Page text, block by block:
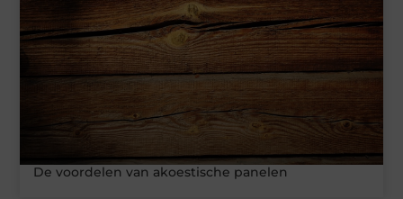
De voordelen van akoestische panelen